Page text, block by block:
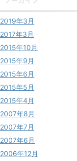
2019年3月
2017年3月
2015年10月
2015年9月
2015年6月
2015年5月
2015年4月
2007年8月
2007年7月
2007年6月
2006年12月